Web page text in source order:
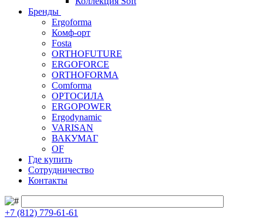
Бренды
Ergoforma
Комф-орт
Fosta
ORTHOFUTURE
ERGOFORCE
ORTHOFORMA
Comforma
ОРТОСИЛА
ERGOPOWER
Ergodynamic
VARISAN
ВАКУМАГ
OF
Где купить
Сотрудничество
Контакты
+7 (812) 779-61-61